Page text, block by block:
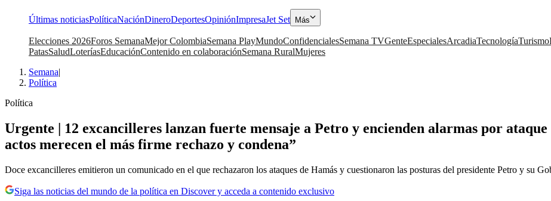
Últimas noticiasPolíticaNaciónDineroDeportesOpiniónImpresaJet Set Más
Elecciones 2026Foros SemanaMejor ColombiaSemana PlayMundoConfidencialesSemana TVGenteEspecialesArcadiaTecnologíaTurismo
PatasSaludLoteríasEducaciónContenido en colaboraciónSemana RuralMujeres
Semana|
Política
Política
Urgente | 12 excancilleres lanzan fuerte mensaje a Petro y encienden alarmas por
actos merecen el más firme rechazo y condena”
Doce excancilleres emitieron un comunicado en el que rechazaron los ataques de Hamás y cuestionaron las posturas del presidente Petro y su
Siga las noticias del mundo de la política en Discover y acceda a contenido exclusivo